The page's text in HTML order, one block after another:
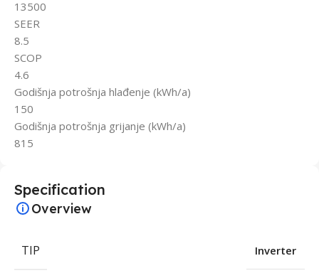
13500
SEER
8.5
SCOP
4.6
Godišnja potrošnja hlađenje (kWh/a)
150
Godišnja potrošnja grijanje (kWh/a)
815
Specification
Overview
TIP Inverter